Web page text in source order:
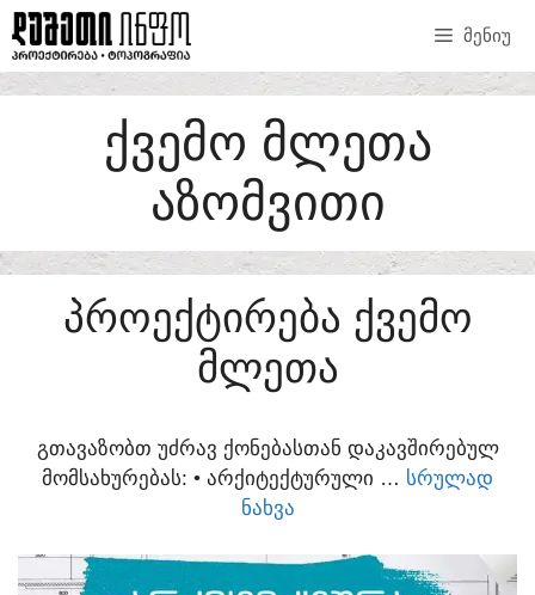
SKIP
TO
CONTENT
ᲛᲔᲜᲘᲣ
ᲥᲕᲔᲛᲝ ᲛᲚᲔᲗᲐ
ᲐᲖᲝᲛᲕᲘᲗᲘ
ᲞᲠᲝᲔᲥᲢᲘᲠᲔᲑᲐ ᲥᲕᲔᲛᲝ
ᲛᲚᲔᲗᲐ
ᲒᲗᲐᲕᲐᲖᲝᲑᲗ ᲣᲫᲠᲐᲕ ᲥᲝᲜᲔᲑᲐᲡᲗᲐᲜ ᲓᲐᲙᲐᲕᲨᲘᲠᲔᲑᲣᲚ
ᲛᲝᲛᲡᲐᲮᲣᲠᲔᲑᲐᲡ:​ • ᲐᲠᲥᲘᲢᲔᲥᲢᲣᲠᲣᲚᲘ … ᲡᲠᲣᲚᲐᲓ
ᲜᲐᲮᲕᲐ